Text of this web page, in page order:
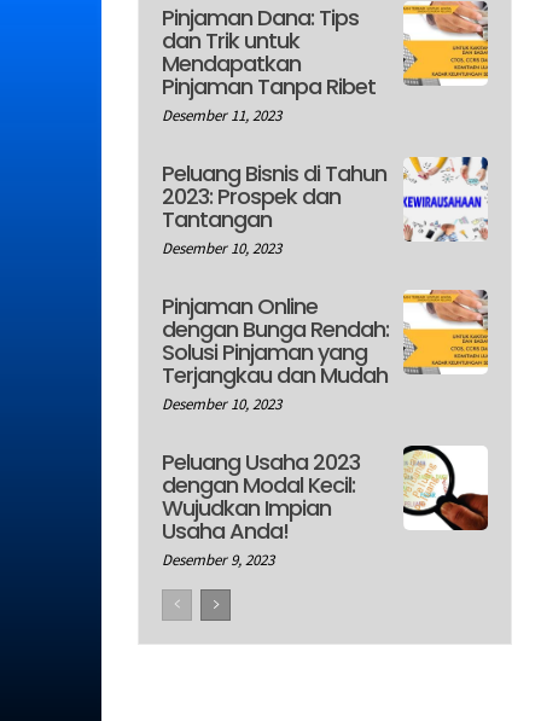
Pinjaman Dana: Tips
dan Trik untuk
Mendapatkan
Pinjaman Tanpa Ribet
Desember 11, 2023
Peluang Bisnis di Tahun
2023: Prospek dan
Tantangan
Desember 10, 2023
Pinjaman Online
dengan Bunga Rendah:
Solusi Pinjaman yang
Terjangkau dan Mudah
Desember 10, 2023
Peluang Usaha 2023
dengan Modal Kecil:
Wujudkan Impian
Usaha Anda!
Desember 9, 2023